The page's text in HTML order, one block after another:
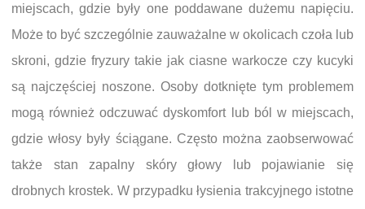
miejscach, gdzie były one poddawane dużemu napięciu.
Może to być szczególnie zauważalne w okolicach czoła lub
skroni, gdzie fryzury takie jak ciasne warkocze czy kucyki
są najczęściej noszone. Osoby dotknięte tym problemem
mogą również odczuwać dyskomfort lub ból w miejscach,
gdzie włosy były ściągane. Często można zaobserwować
także stan zapalny skóry głowy lub pojawianie się
drobnych krostek. W przypadku łysienia trakcyjnego istotne